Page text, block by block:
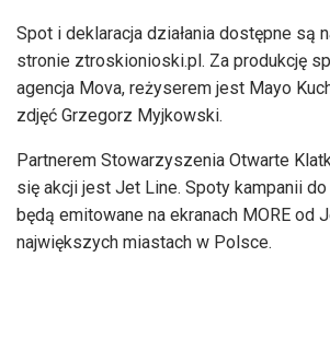
Spot i deklaracja działania dostępne są
stronie ztroskionioski.pl. Za produkcję
agencja Mova, reżyserem jest Mayo
zdjęć Grzegorz Myjkowski.
Partnerem Stowarzyszenia Otwarte
się akcji jest Jet Line. Spoty kampanii
będą emitowane na ekranach MORE od
największych miastach w Polsce.